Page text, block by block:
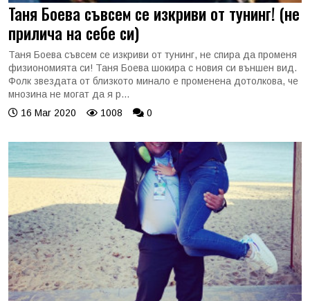
Таня Боева съвсем се изкриви от тунинг! (не
прилича на себе си)
Таня Боева съвсем се изкриви от тунинг, не спира да променя
физиономията си! Таня Боева шокира с новия си външен вид.
Фолк звездата от близкото минало е променена дотолкова, че
мнозина не могат да я р...
16 Mar 2020
1008 0